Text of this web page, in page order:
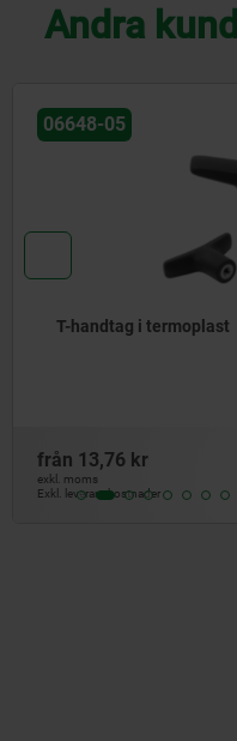
Andra
NY
DETALJER